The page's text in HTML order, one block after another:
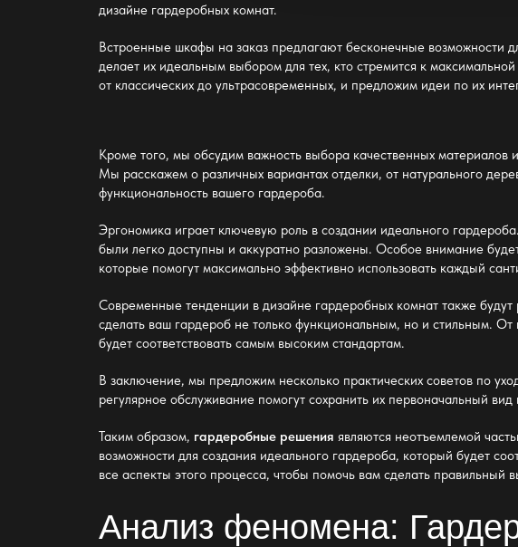
дизайне гардеробных комнат.
Встроенные шкафы на заказ предлагают бесконечные
делает их идеальным выбором для тех, кто стремится к
от классических до ультрасовременных, и предложим идеи по их
Кроме того, мы обсудим важность выбора качественных
Мы расскажем о различных вариантах отделки, от натурального
функциональность вашего гардероба.
Эргономика играет ключевую роль в создании идеального
были легко доступны и аккуратно разложены. Особое внимание
которые помогут максимально эффективно использовать каждый
Современные тенденции в дизайне гардеробных комнат также
сделать ваш гардероб не только функциональным, но и стильным.
будет соответствовать самым высоким стандартам.
В заключение, мы предложим несколько практических советов по
регулярное обслуживание помогут сохранить их первоначальный
Таким образом, гардеробные решения являются неотъемлемой
возможности для создания идеального гардероба, который будет
все аспекты этого процесса, чтобы помочь вам сделать правильный
Анализ феномена: